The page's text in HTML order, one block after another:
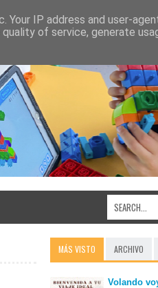
MÁS VISTO ARCHIVO
Volando
IP address and user-
of service, generate